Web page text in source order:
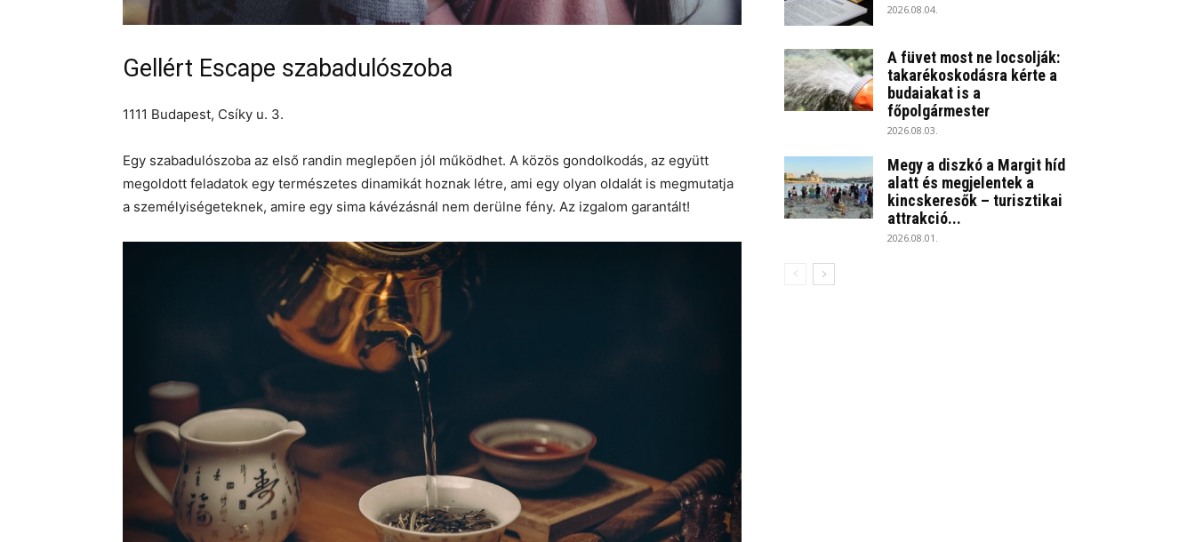
Gellért Escape szabadulószoba
1111 Budapest, Csíky u. 3.
Egy szabadulószoba az első randin meglepően jól működhet. A közös gondolkodás, az együtt
megoldott feladatok egy természetes dinamikát hoznak létre, ami egy olyan oldalát is megmutatja
a személyiségeteknek, amire egy sima kávézásnál nem derülne fény. Az izgalom garantált!
2026.08.04.
A füvet most ne locsolják:
takarékoskodásra kérte a
budaiakat is a
főpolgármester
2026.08.03.
Megy a diszkó a Margit híd
alatt és megjelentek a
kincskeresők – turisztikai
attrakció...
2026.08.01.